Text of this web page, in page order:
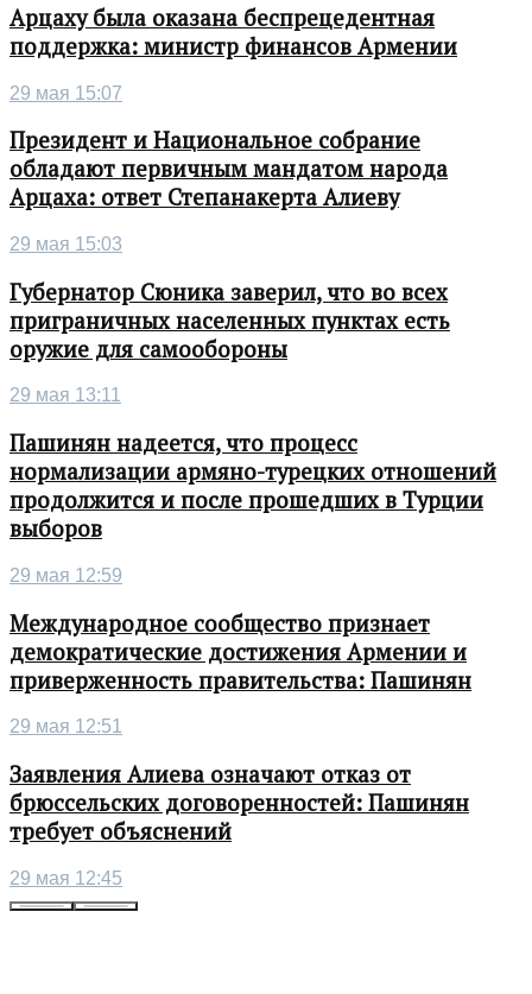
Арцаху была оказана беспрецедентная
поддержка: министр финансов Армении
29 мая 15:07
Президент и Национальное собрание
обладают первичным мандатом народа
Арцаха: ответ Степанакерта Алиеву
29 мая 15:03
Губернатор Сюника заверил, что во всех
приграничных населенных пунктах есть
оружие для самообороны
29 мая 13:11
Пашинян надеется, что процесс
нормализации армяно-турецких отношений
продолжится и после прошедших в Турции
выборов
29 мая 12:59
Международное сообщество признает
демократические достижения Армении и
приверженность правительства: Пашинян
29 мая 12:51
Заявления Алиева означают отказ от
брюссельских договоренностей: Пашинян
требует объяснений
29 мая 12:45